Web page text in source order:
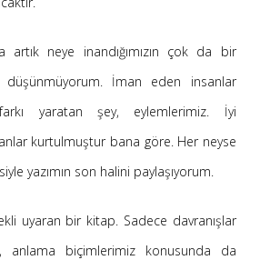
artık neye inandığımızın çok da bir
İman eden insanlar
yaratan şey, eylemlerimiz. İyi
kurtulmuştur bana göre. Her neyse
yazımın son halini paylaşıyorum.
uyaran bir kitap. Sadece davranışlar
anlama biçimlerimiz konusunda da